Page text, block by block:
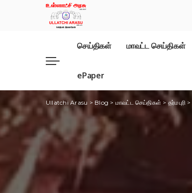
செய்திகள் மாவட்ட செய்திகள்
ePaper
Ullatchi Arasu > Blog > மாவட்ட செய்திகள் > தர்மபுரி >